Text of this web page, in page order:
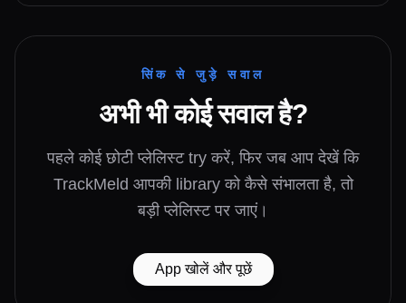
सिंक से जुड़े सवाल
अभी भी कोई सवाल है?
पहले कोई छोटी प्लेलिस्ट try करें, फिर जब आप देखें कि
TrackMeld आपकी library को कैसे संभालता है, तो
बड़ी प्लेलिस्ट पर जाएं।
App खोलें और पूछें